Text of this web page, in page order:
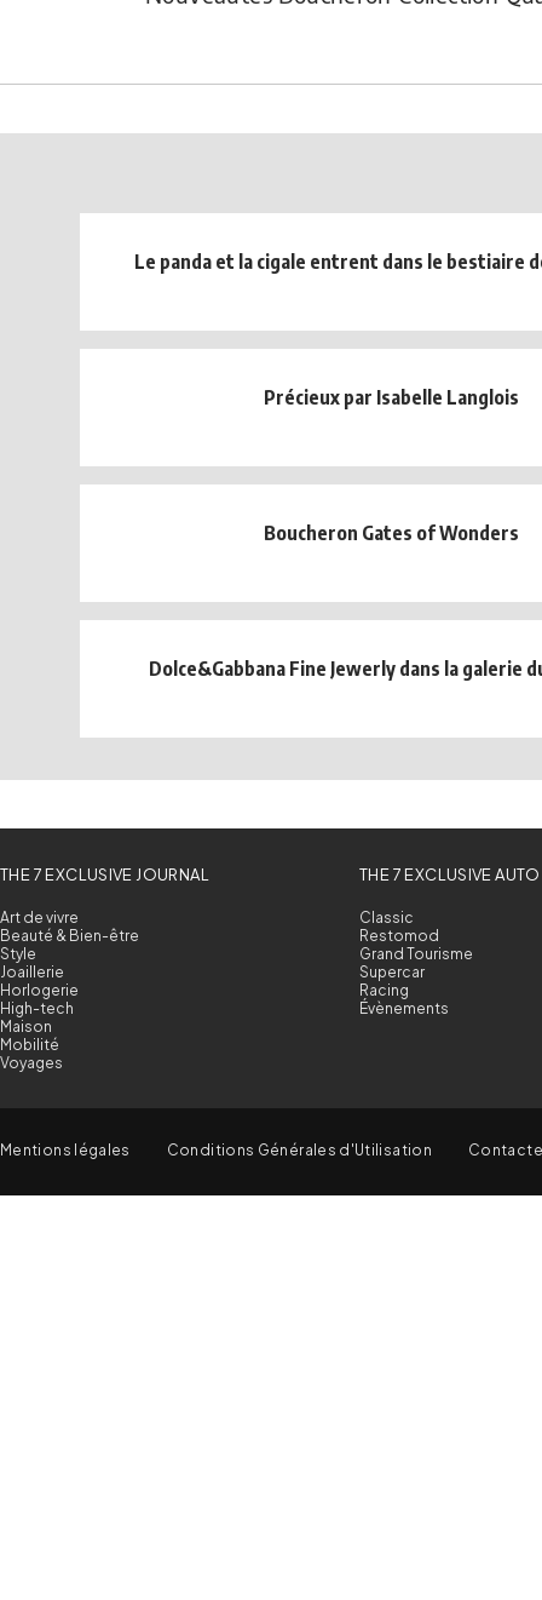
Le panda et la cigale entrent dans le bestiaire
Précieux par Isabelle Langlois
Boucheron Gates of Wonders
Dolce&Gabbana Fine Jewerly dans la galerie
THE 7 EXCLUSIVE JOURNAL
Art de vivre
Beauté & Bien-être
Style
Joaillerie
Horlogerie
High-tech
Maison
Mobilité
Voyages
THE 7 EXCLUSIVE AUTO
Classic
Restomod
Grand Tourisme
Supercar
Racing
Évènements
Mentions légales Conditions Générales d'Utilisation